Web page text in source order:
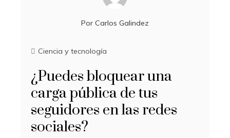
Por Carlos Galindez
Ciencia y tecnología
¿Puedes bloquear una
carga pública de tus
seguidores en las redes
sociales?